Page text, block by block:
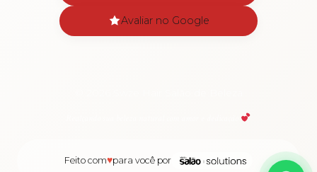
Avaliar no Google
Feito com♥para você por